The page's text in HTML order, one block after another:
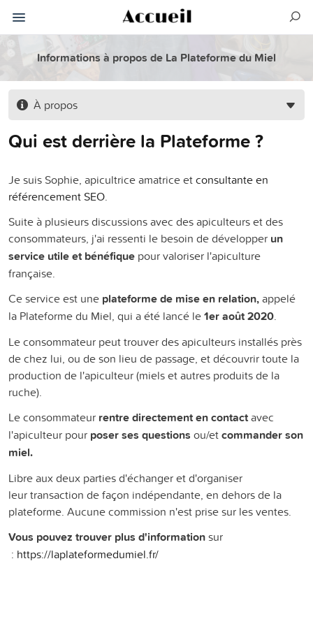
Informations à propos de La Plateforme du Miel
À propos
Qui est derrière la Plateforme ?
Je suis Sophie, apicultrice amatrice etconsultante en
référencement SEO.
Suite à plusieurs discussions avec des apiculteurs et des
consommateurs, j'ai ressenti le besoin de développer un
service utile et bénéfique pour valoriser l'apiculture
française.
Ce service est une plateforme de mise en relation,appelé
la Plateforme du Miel, qui a été lancé le1er août 2020.
Le consommateur peut trouver des apiculteurs installés près
de chez lui, ou de son lieu de passage, et découvrir toute la
production de l'apiculteur (miels et autres produits de la
ruche).
Le consommateur rentre directement en contactavec
l'apiculteur pour poser ses questions ou/etcommander son
miel.
Libre aux deux parties d'échanger et d'organiser
leur transaction de façon indépendante, en dehors de la
plateforme. Aucune commission n'est prise sur les ventes.
Vous pouvez trouver plus d'informationsur
: https://laplateformedumiel.fr/